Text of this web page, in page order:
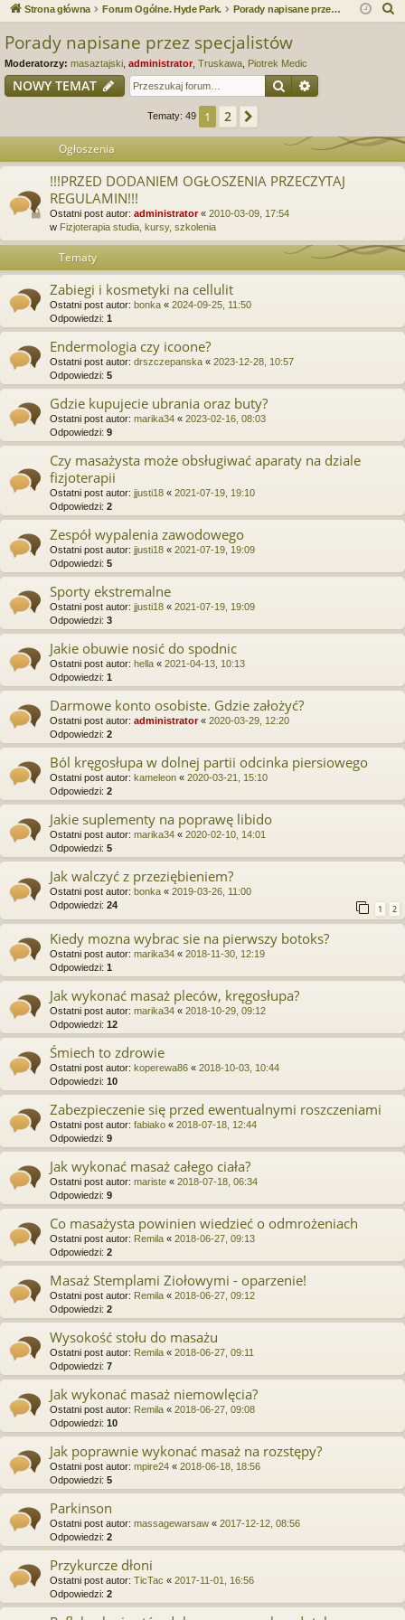
ę
Strona główna Forum Ogólne. Hyde Park. Porady napisane przez specjalistów
Porady napisane przez specjalistów
Moderatorzy: masaztajski administrator Truskawa Piotrek Medic
NOWY TEMAT SzukajWyszukiwanie
Tematy: 49 1 2
Ogłoszenia
!!!PRZED DODANIEM OGŁOSZENIA PRZECZYTAJ
REGULAMIN!!!
Ostatni post autor: administrator« 2010-03-09, 17:54
w Fizjoterapia studia, kursy, szkolenia
Tematy
Zabiegi i kosmetyki na cellulit
Ostatni post autor: bonka « 2024-09-25, 11:50
Odpowiedzi: 1
Endermologia czy icoone?
Ostatni post autor: drszczepanska « 2023-12-28, 10:57
Odpowiedzi: 5
Gdzie kupujecie ubrania oraz buty?
Ostatni post autor: marika34 « 2023-02-16, 08:03
Odpowiedzi: 9
Czy masażysta może obsługiwać aparaty na dziale
fizjoterapii
Ostatni post autor: jjusti18 « 2021-07-19, 19:10
Odpowiedzi: 2
Zespół wypalenia zawodowego
Ostatni post autor: jjusti18 « 2021-07-19, 19:09
Odpowiedzi: 5
Sporty ekstremalne
Ostatni post autor: jjusti18 « 2021-07-19, 19:09
Odpowiedzi: 3
Jakie obuwie nosić do spodnic
Ostatni post autor: hella « 2021-04-13, 10:13
Odpowiedzi: 1
Darmowe konto osobiste. Gdzie założyć?
Ostatni post autor: administrator« 2020-03-29, 12:20
Odpowiedzi: 2
Ból kręgosłupa w dolnej partii odcinka piersiowego
Ostatni post autor: kameleon « 2020-03-21, 15:10
Odpowiedzi: 2
Jakie suplementy na poprawę libido
Ostatni post autor: marika34 « 2020-02-10, 14:01
Odpowiedzi: 5
Jak walczyć z przeziębieniem?
Ostatni post autor: bonka « 2019-03-26, 11:00
Odpowiedzi: 24 1 2
Kiedy mozna wybrac sie na pierwszy botoks?
Ostatni post autor: marika34 « 2018-11-30, 12:19
Odpowiedzi: 1
Jak wykonać masaż pleców, kręgosłupa?
Ostatni post autor: marika34 « 2018-10-29, 09:12
Odpowiedzi: 12
Śmiech to zdrowie
Ostatni post autor: koperewa86 « 2018-10-03, 10:44
Odpowiedzi: 10
Zabezpieczenie się przed ewentualnymi roszczeniami
Ostatni post autor: fabiako « 2018-07-18, 12:44
Odpowiedzi: 9
Jak wykonać masaż całego ciała?
Ostatni post autor: mariste « 2018-07-18, 06:34
Odpowiedzi: 9
Co masażysta powinien wiedzieć o odmrożeniach
Ostatni post autor: Remila « 2018-06-27, 09:13
Odpowiedzi: 2
Masaż Stemplami Ziołowymi - oparzenie!
Ostatni post autor: Remila « 2018-06-27, 09:12
Odpowiedzi: 2
Wysokość stołu do masażu
Ostatni post autor: Remila « 2018-06-27, 09:11
Odpowiedzi: 7
Jak wykonać masaż niemowlęcia?
Ostatni post autor: Remila « 2018-06-27, 09:08
Odpowiedzi: 10
Jak poprawnie wykonać masaż na rozstępy?
Ostatni post autor: mpire24 « 2018-06-18, 18:56
Odpowiedzi: 5
Parkinson
Ostatni post autor: massagewarsaw « 2017-12-12, 08:56
Odpowiedzi: 2
Przykurcze dłoni
Ostatni post autor: TicTac « 2017-11-01, 16:56
Odpowiedzi: 2